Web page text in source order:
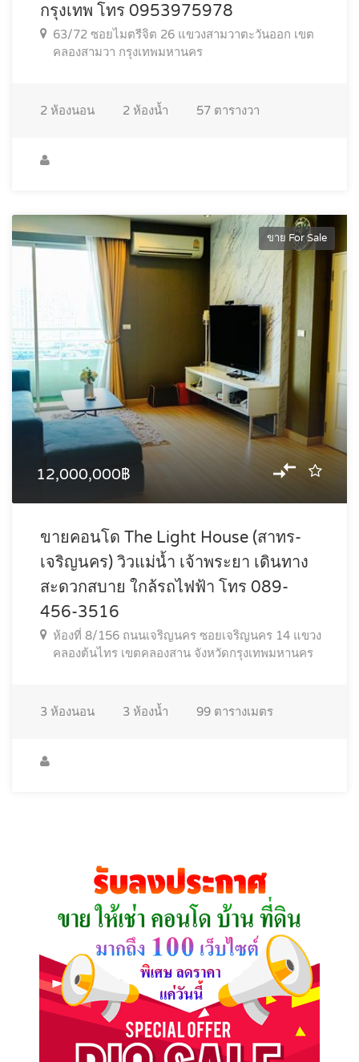
กรุงเทพ โทร 0953975978
63/72 ซอยไมตรีจิต 26 แขวงสามวาตะวันออก เขต
คลองสามวา กรุงเทพมหานคร
2 ห้องนอน 2 ห้องน้ำ 57 ตารางวา
ขาย For Sale
12,000,000฿
ขายคอนโด The Light House (สาทร-
เจริญนคร) วิวแม่น้ำ เจ้าพระยา เดินทาง
สะดวกสบาย ใกล้รถไฟฟ้า โทร 089-
456-3516
ห้องที่ 8/156 ถนนเจริญนคร ซอยเจริญนคร 14 แขวง
คลองต้นไทร เขตคลองสาน จังหวัดกรุงเทพมหานคร
3 ห้องนอน 3 ห้องน้ำ 99 ตารางเมตร